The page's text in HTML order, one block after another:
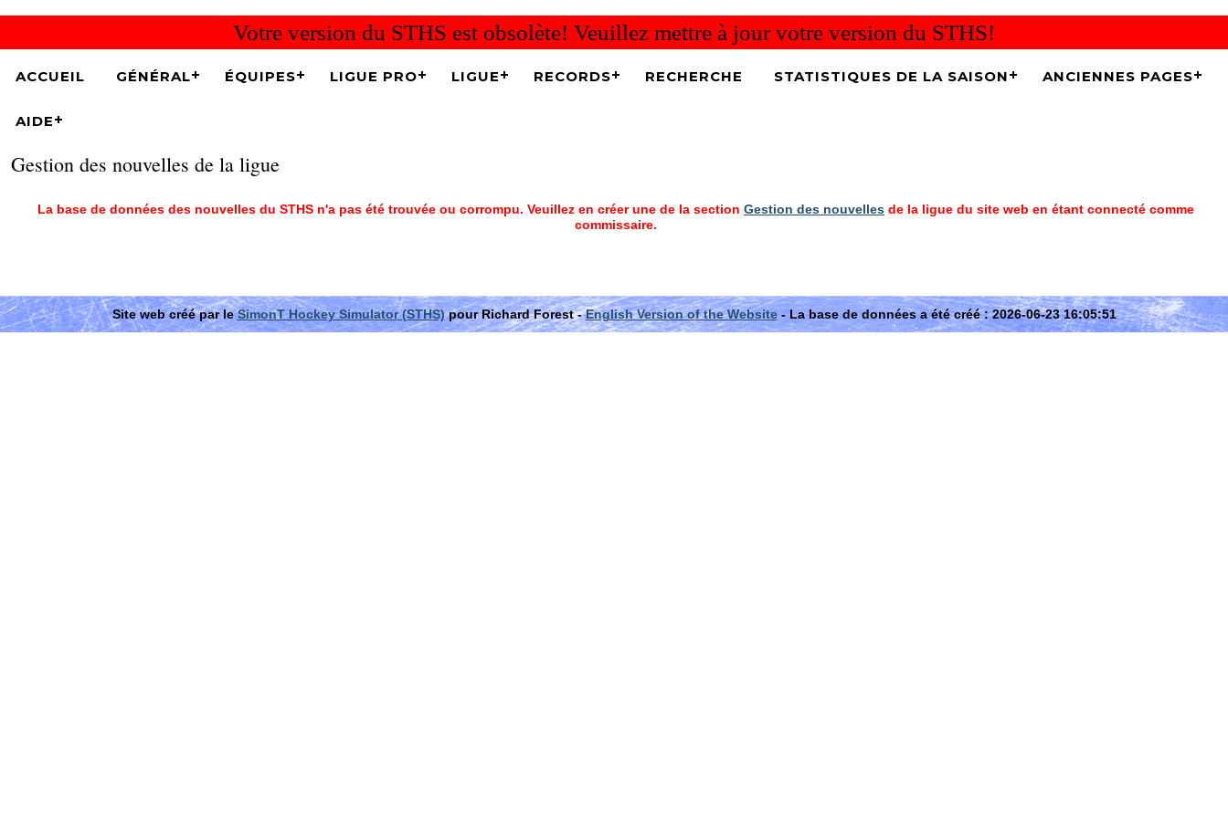
Votre version du STHS est obsolète! Veuillez mettre à jour votre version du STHS!
ACCUEIL GÉNÉRAL ÉQUIPES LIGUE PRO LIGUE RECORDS RECHERCHE STATISTIQUES DE LA SAISON ANCIENNES PAGES
AIDE
Gestion des nouvelles de la ligue
La base de données des nouvelles du STHS n'a pas été trouvée ou corrompu. Veuillez en créer une de la section Gestion des nouvelles de la ligue du site web en étant connecté comme
commissaire.
Site web créé par leSimonT Hockey Simulator (STHS)pour Richard Forest -English Version of the Website- La base de données a été créé : 2026-06-23 16:05:51